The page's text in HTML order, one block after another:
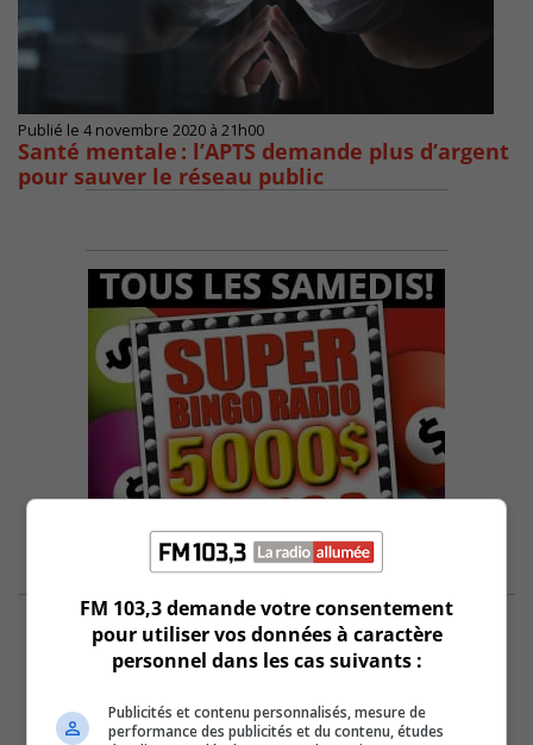
Publié le 4 novembre 2020 à 21h00
Santé mentale : l’APTS demande plus d’argent
pour sauver le réseau public
FM 103,3 demande votre consentement
pour utiliser vos données à caractère
personnel dans les cas suivants :
Publicités et contenu personnalisés, mesure de
performance des publicités et du contenu, études